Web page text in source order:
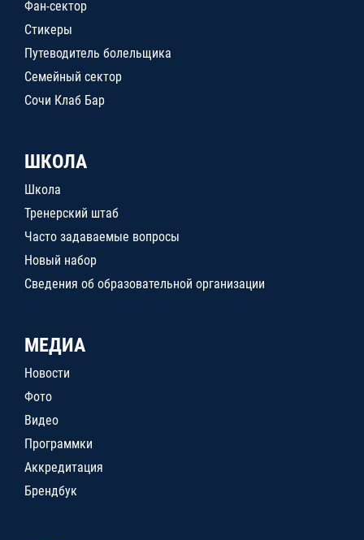
Фан-сектор
Стикеры
Путеводитель болельщика
Семейный сектор
Сочи Клаб Бар
ШКОЛА
Школа
Тренерский штаб
Часто задаваемые вопросы
Новый набор
Сведения об образовательной организации
МЕДИА
Новости
Фото
Видео
Программки
Аккредитация
Брендбук